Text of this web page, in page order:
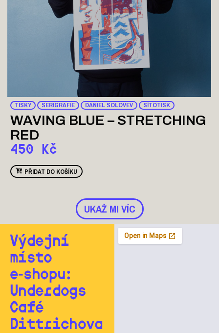
TISKY SERIGRAFIE DANIEL SOLOVEV SÍTOTISK
WAVING BLUE – STRETCHING
RED
450 Kč
PŘIDAT DO KOŠÍKU
UKAŽ MI VÍC
Výdejní
místo
e‑shopu:
Underdogs
Café
Dittrichova